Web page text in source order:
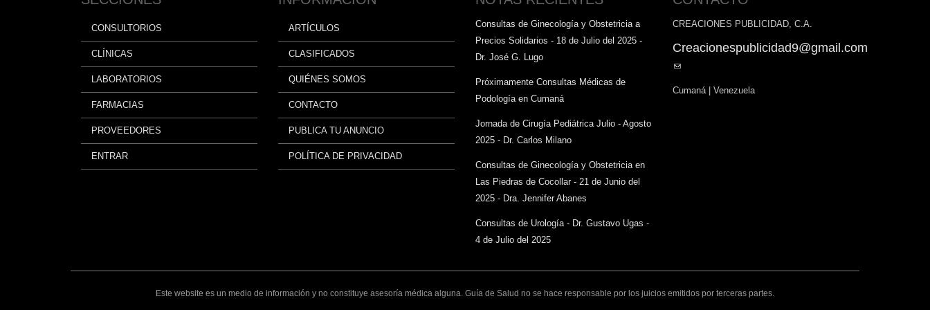
CONSULTORIOS
CLÍNICAS
LABORATORIOS
FARMACIAS
PROVEEDORES
ENTRAR
ARTÍCULOS
CLASIFICADOS
QUIÉNES SOMOS
CONTACTO
PUBLICA TU ANUNCIO
POLÍTICA DE PRIVACIDAD
Consultas de Ginecología y Obstetricia a
Precios Solidarios - 18 de Julio del 2025 -
Dr. José G. Lugo
Próximamente Consultas Médicas de
Podología en Cumaná
Jornada de Cirugía Pediátrica Julio - Agosto
2025 - Dr. Carlos Milano
Consultas de Ginecología y Obstetricia en
Las Piedras de Cocollar - 21 de Junio del
2025 - Dra. Jennifer Abanes
Consultas de Urología - Dr. Gustavo Ugas -
4 de Julio del 2025
CREACIONES PUBLICIDAD, C.A.
Creacionespublicidad9@gmail.com
(link
Cumaná | Venezuela
Este website es un medio de información y no constituye asesoría médica alguna. Guía de Salud no se hace responsable por los juicios emitidos por terceras partes.